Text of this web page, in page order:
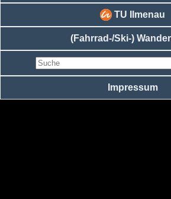
TU Ilmenau
(Fahrrad-/Ski-)
Impressum